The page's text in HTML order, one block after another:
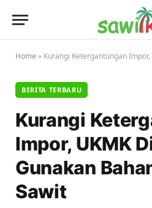
Home » Kurangi Ketergantungan Impor,
BERITA TERBARU
Kurangi
Impor, UKMK
Gunakan
Sawit